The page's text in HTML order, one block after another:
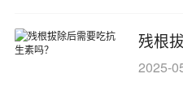
残根
2025-